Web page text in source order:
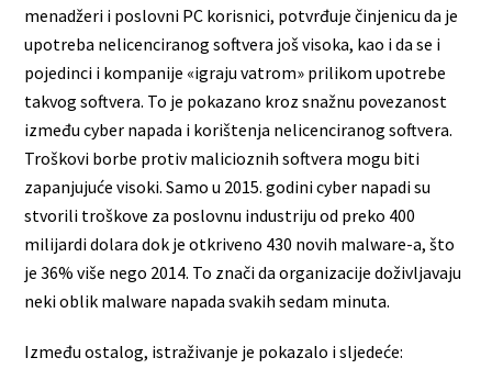
menadžeri i poslovni PC korisnici, potvrđuje činjenicu da je
upotreba nelicenciranog softvera još visoka, kao i da se i
pojedinci i kompanije «igraju vatrom» prilikom upotrebe
takvog softvera. To je pokazano kroz snažnu povezanost
između cyber napada i korištenja nelicenciranog softvera.
Troškovi borbe protiv malicioznih softvera mogu biti
zapanjujuće visoki. Samo u 2015. godini cyber napadi su
stvorili troškove za poslovnu industriju od preko 400
milijardi dolara dok je otkriveno 430 novih malware-a, što
je 36% više nego 2014. To znači da organizacije doživljavaju
neki oblik malware napada svakih sedam minuta.
Između ostalog, istraživanje je pokazalo i sljedeće: